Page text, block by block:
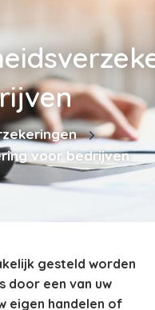
voor bedrijven
gesteld worden
door een van uw
eigen handelen of